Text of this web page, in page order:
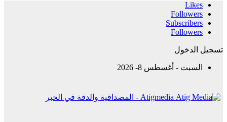
Likes
Followers
Subscribers
Followers
تسجيل الدخول
السبت - أغسطس 8- 2026
Atigmedia - المصداقية والدقة في الخبر